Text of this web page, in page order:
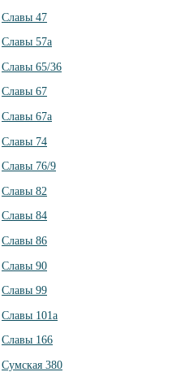
Славы 47
Славы 57а
Славы 65/36
Славы 67
Славы 67а
Славы 74
Славы 76/9
Славы 82
Славы 84
Славы 86
Славы 90
Славы 99
Славы 101а
Славы 166
Сумская 380